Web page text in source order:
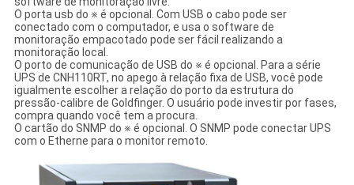
O porta usb do ※ é opcional. Com USB o cabo pode ser
conectado com o computador, e usa o software de
monitoração empacotado pode ser fácil realizando a
monitoração local.
O porto de comunicação de USB do ※ é opcional. Para a série
UPS de CNH110RT, no apego à relação fixa de USB, você pode
igualmente escolher a relação do porto da estrutura do
pressão-calibre de Goldfinger. O usuário pode investir por fases,
compra quando você tem a procura.
O cartão do SNMP do ※ é opcional. O SNMP pode conectar UPS
com o Etherne para o monitor remoto.